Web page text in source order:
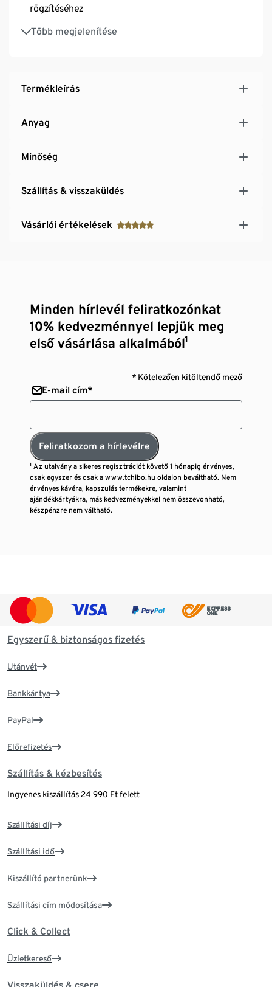
rögzítéséhez
Több megjelenítése
FSC® tanúsítvánnyal rendelkező papírral
Stílusosan jegyezhetők le az ötletek és a gondolatok
töltő-, golyóstollakhoz, ceruzákhoz stb.
Termékleírás
Anyag
Minőség
Szállítás & visszaküldés
Vásárlói értékelések
Minden hírlevél feliratkozónkat
10% kedvezménnyel lepjük meg
első vásárlása alkalmából¹
* Kötelezően kitöltendő mező
E-mail cím*
Feliratkozom a hírlevélre
¹ Az utalvány a sikeres regisztrációt követő 1 hónapig érvényes,
csak egyszer és csak a www.tchibo.hu oldalon beváltható. Nem
érvényes kávéra, kapszulás termékekre, valamint
ajándékkártyákra, más kedvezményekkel nem összevonható,
készpénzre nem váltható.
Egyszerű & biztonságos fizetés
Utánvét
Bankkártya
PayPal
Előrefizetés
Szállítás & kézbesítés
Ingyenes kiszállítás 24 990 Ft felett
Szállítási díj
Szállítási idő
Kiszállító partnerünk
Szállítási cím módosítása
Click & Collect
Üzletkereső